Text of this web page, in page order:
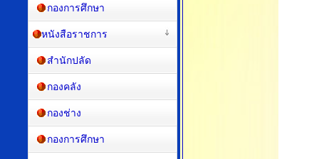
กองการศึกษา
หนังสือราชการ
สำนักปลัด
กองคลัง
กองช่าง
กองการศึกษา